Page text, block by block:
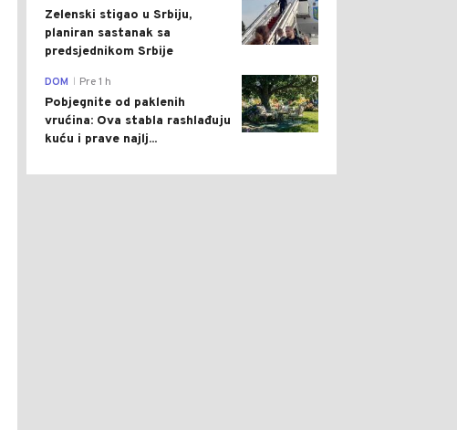
Zelenski stigao u Srbiju,
planiran sastanak sa
predsjednikom Srbije
0
DOM Pre 1 h
Pobjegnite od paklenih
vrućina: Ova stabla rashlađuju
kuću i prave najlj...